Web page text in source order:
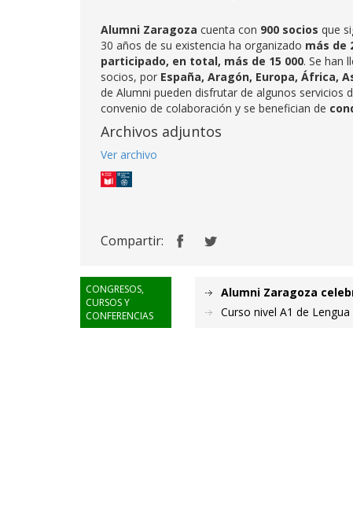
Alumni Zaragoza cuenta con 900 socios que
30 años de su existencia ha organizado más de
participado, en total, más de 15 000. Se han
socios, por España, Aragón, Europa, África,
de Alumni pueden disfrutar de algunos servicios
convenio de colaboración y se benefician de
Archivos adjuntos
Ver archivo
Compartir:
CONGRESOS,
CURSOS Y
CONFERENCIAS
Alumni Zaragoza
Curso nivel A1 de